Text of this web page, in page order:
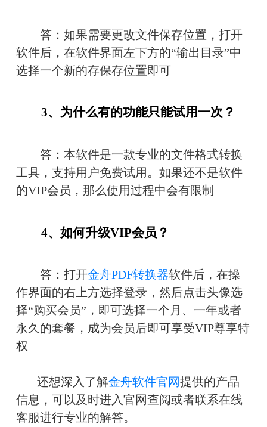
答：如果需要更改文件保存位置，打开
软件后，在软件界面左下方的“输出目录”中
选择一个新的存保存位置即可
3、为什么有的功能只能试用一次？
答：本软件是一款专业的文件格式转换
工具，支持用户免费试用。如果还不是软件
的VIP会员，那么使用过程中会有限制
4、如何升级VIP会员？
答：打开金舟PDF转换器软件后，在操
作界面的右上方选择登录，然后点击头像选
择“购买会员”，即可选择一个月、一年或者
永久的套餐，成为会员后即可享受VIP尊享特
权
还想深入了解金舟软件官网提供的产品
信息，可以及时进入官网查阅或者联系在线
客服进行专业的解答。